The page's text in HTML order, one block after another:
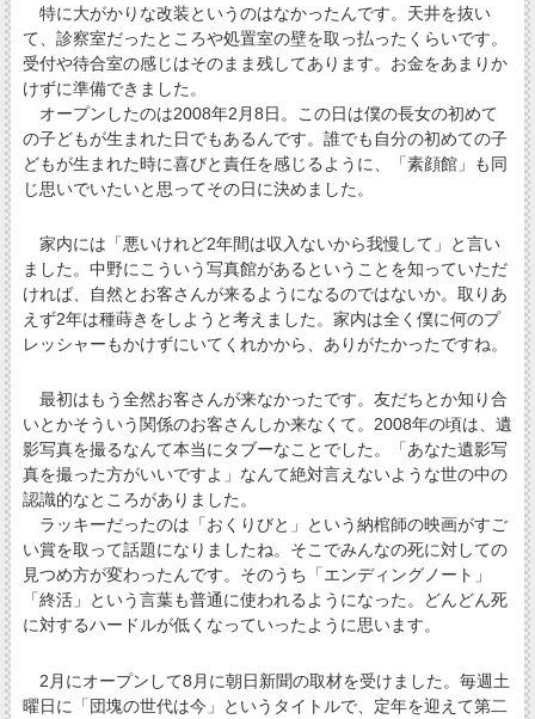
特に大がかりな改装というのはなかったんです。天井を抜い
て、診察室だったところや処置室の壁を取っ払ったくらいです。
受付や待合室の感じはそのまま残してあります。お金をあまりか
けずに準備できました。
オープンしたのは2008年2月8日。この日は僕の長女の初めて
の子どもが生まれた日でもあるんです。誰でも自分の初めての子
どもが生まれた時に喜びと責任を感じるように、「素顔館」も同
じ思いでいたいと思ってその日に決めました。
家内には「悪いけれど2年間は収入ないから我慢して」と言い
ました。中野にこういう写真館があるということを知っていただ
ければ、自然とお客さんが来るようになるのではないか。取りあ
えず2年は種蒔きをしようと考えました。家内は全く僕に何のプ
レッシャーもかけずにいてくれかから、ありがたかったですね。
最初はもう全然お客さんが来なかったです。友だちとか知り合
いとかそういう関係のお客さんしか来なくて。2008年の頃は、遺
影写真を撮るなんて本当にタブーなことでした。「あなた遺影写
真を撮った方がいいですよ」なんて絶対言えないような世の中の
認識的なところがありました。
ラッキーだったのは「おくりびと」という納棺師の映画がすご
い賞を取って話題になりましたね。そこでみんなの死に対しての
見つめ方が変わったんです。そのうち「エンディングノート」
「終活」という言葉も普通に使われるようになった。どんどん死
に対するハードルが低くなっていったように思います。
2月にオープンして8月に朝日新聞の取材を受けました。毎週土
曜日に「団塊の世代は今」というタイトルで、定年を迎えて第二